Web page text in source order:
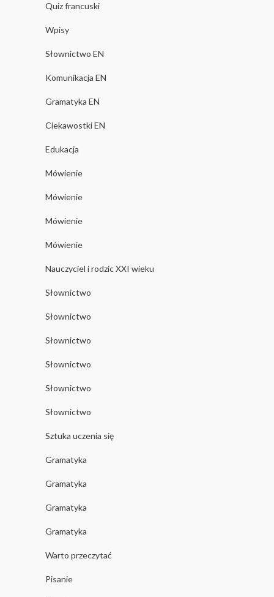
Quiz francuski
Wpisy
Słownictwo EN
Komunikacja EN
Gramatyka EN
Ciekawostki EN
Edukacja
Mówienie
Mówienie
Mówienie
Mówienie
Nauczyciel i rodzic XXI wieku
Słownictwo
Słownictwo
Słownictwo
Słownictwo
Słownictwo
Słownictwo
Sztuka uczenia się
Gramatyka
Gramatyka
Gramatyka
Gramatyka
Warto przeczytać
Pisanie